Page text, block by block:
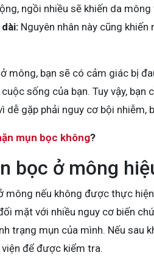
ngồi nhiều sẽ khiến da
Nguyên nhân này cũng
mông, bạn sẽ có cảm giác bị
sống của bạn. Tuy vậy, bạn
dễ gặp phải nguy cơ bội nhiễm,
mụn bọc không?
bọc ở mông
mông nếu không được thực
mặt với nhiều nguy cơ biến
trạng mụn của mình. Nếu sau
để được kiểm tra.